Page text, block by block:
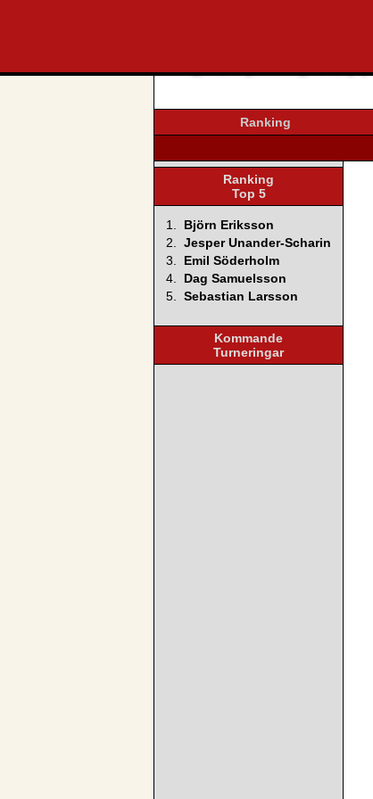
Ranking
Ranking
Top 5
1.
Björn Eriksson
2. Jesper Unander-Scharin
3.
Emil Söderholm
4.
Dag Samuelsson
5. Sebastian Larsson
Kommande
Turneringar